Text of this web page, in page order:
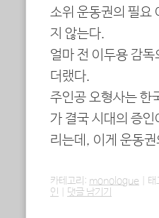
소위 운동권의 필요
지 않는다.
얼마 전 이두용 감독
더랬다.
주인공 오형사는 한
가 결국 시대의 증
리는데, 이게 운동
카테고리: monologue 태
인
댓글 남기기